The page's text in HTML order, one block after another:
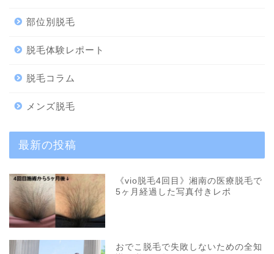
部位別脱毛
脱毛体験レポート
脱毛コラム
メンズ脱毛
最新の投稿
《vio脱毛4回目》湘南の医療脱毛で
5ヶ月経過した写真付きレポ
おでこ脱毛で失敗しないための全知